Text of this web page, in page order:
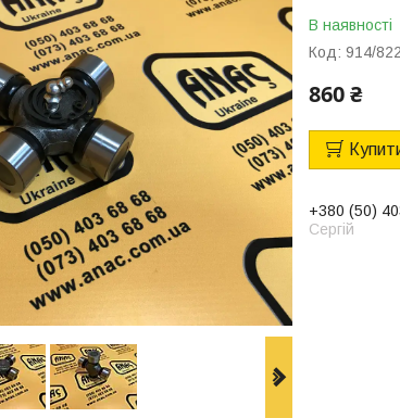
В наявності
Код: 914/
860 ₴
+380 (50)
Сергій